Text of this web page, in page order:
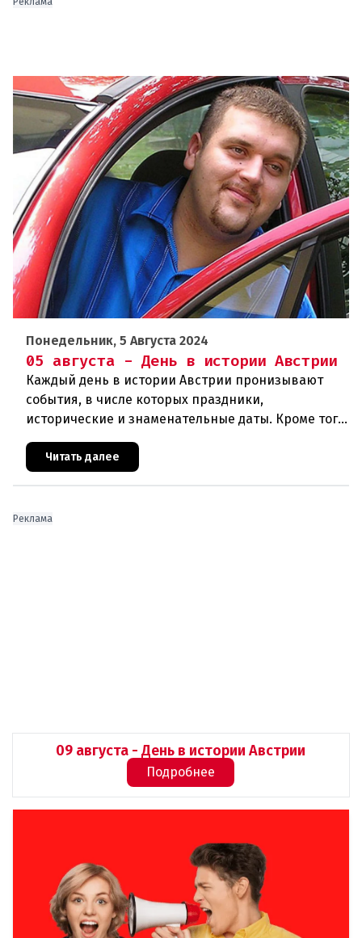
Понедельник, 5 Августа 2024
05 августа - День в истории Австрии
Каждый день в истории Австрии пронизывают
события, в числе которых праздники,
исторические и знаменательные даты. Кроме того
дни рождения различных деятелей страны, а
также дни их смерти. Что же произ
Читать далее
Реклама
09 августа - День в истории Австрии
Подробнее